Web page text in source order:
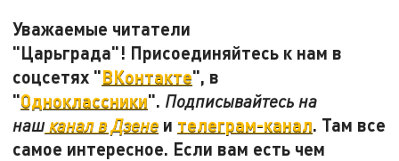
Уважаемые читатели
"Царьграда"! Присоединяйтесь к нам в
соцсетях "ВКонтакте", в
"Одноклассники". Подписывайтесь на
наш канал в Дзене и телеграм-канал. Там все
самое интересное. Если вам есть чем